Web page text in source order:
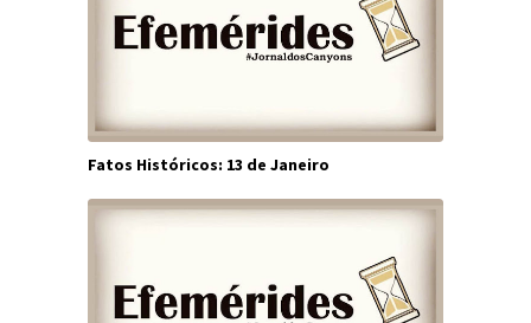
Fatos Históricos: 13 de Janeiro